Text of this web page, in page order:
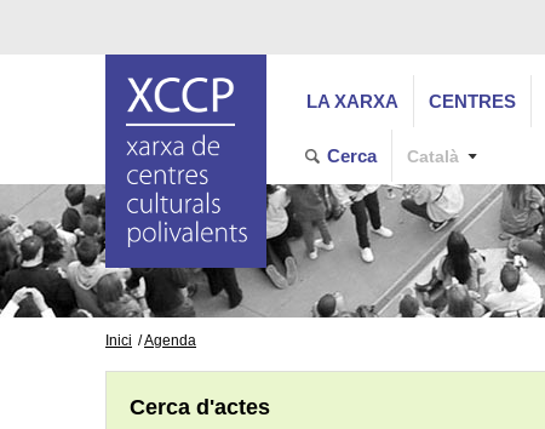
LA XARXA CENTRES
Cerca Català
Inici Agenda
Cerca d'actes